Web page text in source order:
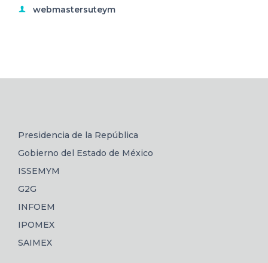
webmastersuteym
Presidencia de la República
Gobierno del Estado de México
ISSEMYM
G2G
INFOEM
IPOMEX
SAIMEX